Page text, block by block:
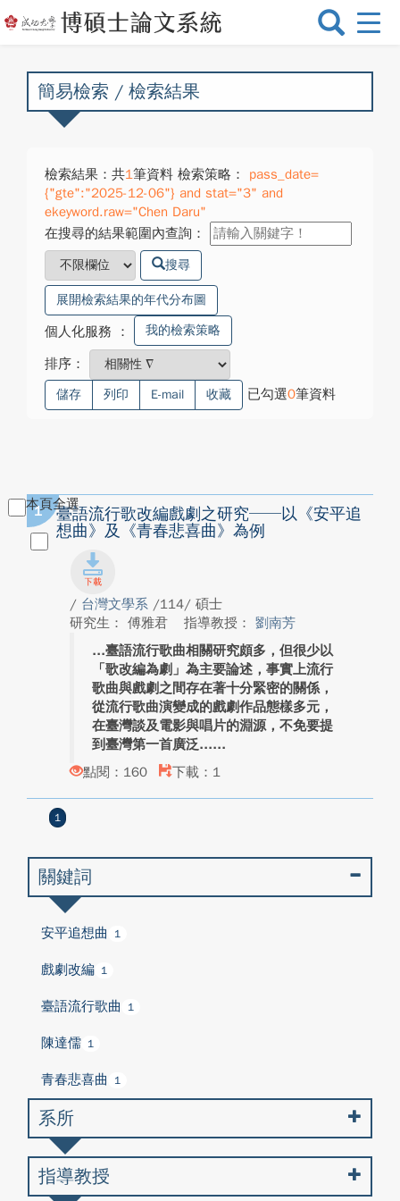
選
換
簡易檢索 / 檢索結果
檢索結果：共1筆資料 檢索策略：
pass_date=
{"gte":"2025-12-06"} and stat="3" and
ekeyword.raw="Chen Daru"
在搜尋的結果範圍內查詢：
搜尋
展開檢索結果的年代分布圖
個人化服務 ： 我的檢索策略
排序：
儲存 列印 E-mail 收藏 已勾選0筆資料
本頁全選
1
臺語流行歌改編戲劇之研究──以《安平追
想曲》及《青春悲喜曲》為例
/ 台灣文學系 /114/ 碩士
研究生： 傅雅君
指導教授： 劉南芳
臺語流行歌曲相關研究頗多，但很少以
「歌改編為劇」為主要論述，事實上流行
歌曲與戲劇之間存在著十分緊密的關係，
從流行歌曲演變成的戲劇作品態樣多元，
在臺灣談及電影與唱片的淵源，不免要提
到臺灣第一首廣泛...
點閱：160
下載：1
1
關鍵詞
安平追想曲 1
戲劇改編 1
臺語流行歌曲 1
陳達儒 1
青春悲喜曲 1
系所
指導教授